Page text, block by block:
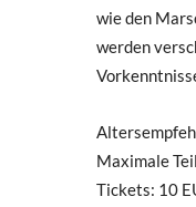
wie den
werden
Maximale
Tickets: 10